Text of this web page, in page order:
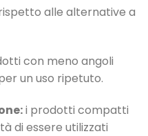
alle alternative a
con meno angoli
un uso ripetuto.
i prodotti compatti
di essere utilizzati